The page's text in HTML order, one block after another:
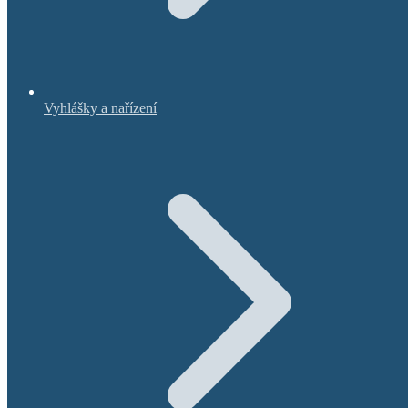
Vyhlášky a nařízení